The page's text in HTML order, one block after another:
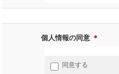
個人情報の同意 ＊
同意する